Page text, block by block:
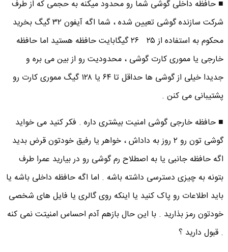
■ حافظه داخلی گوشی شما رو محدود میکنه به حجمی که از طرف
شرکت سازنده گوشی تعیین شده ، شما اگه آیفون ۳۲ گیگ بخرید
محکوم به استفاده از ۲۵ ۲۶ گیگابایت حافظه هستید اما حافظه
خارجی یا مموری کارت گوشی ، محدودیت رو از بین می بره و
جدیدا خیلی از گوشی ها حداقل تا ۶۴ یا ۱۲۸ گیگ مموری کارت رو
پشتیبانی می کنن .
■ حافظه خارجی گوشی امنیت بیشتری داره . فکر کنید می خواید
گوشی تون رو ۲ روز به داداش ، خواهر یا رفیق خودتون قرض بدید
اگه حافظه جانبی یا به اصطلاح رم گوشی رو در بیارید عمرا طرف
بتونه به چیزی دسترسی داشته باشه . اما اگه حافظه داخلی باشه یا
باید اطلاعات رو پاک کنید یا اینکه روی گالری یا فایل های شخصی
خودتون رمز بذارید . با این حال بازهم آدم احساس امنیتت نمی کنه
. قبول دارید ؟